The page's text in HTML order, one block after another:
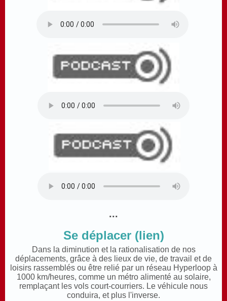
...
Se déplacer (lien)
Dans la diminution et la rationalisation de nos
déplacements, grâce à des lieux de vie, de travail et de
loisirs rassemblés ou être relié par un réseau Hyperloop à
1000 km/heures, comme un métro alimenté au solaire,
remplaçant les vols court-courriers. Le véhicule nous
conduira, et plus l'inverse.